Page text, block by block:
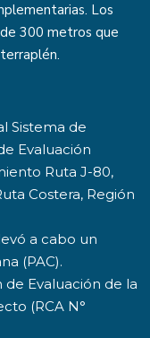
Los
300 metros que
Sistema de
Evaluación
Ruta J-80,
Costera, Región
a cabo un
(PAC).
Evaluación de la
(RCA N°